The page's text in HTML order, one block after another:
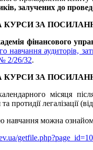
залучених до
КУРСИ ЗА
фінансового
навчання аудиторів,
2/26/32.
КУРСИ ЗА
місяця
та протидії
навчання можна